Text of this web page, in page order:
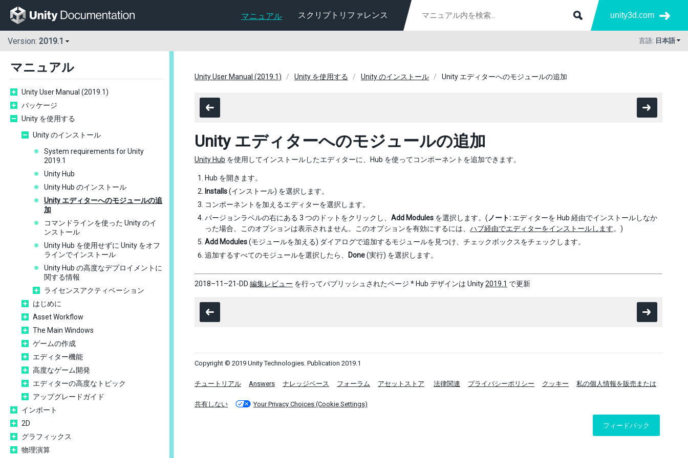
マニュアル スクリプトリファレンス unity3d.com
Version: 2019.1 言語: 日本語
マニュアル
Unity User Manual (2019.1)
パッケージ
Unity を使用する
Unity のインストール
System requirements for Unity
2019.1
Unity Hub
Unity Hub のインストール
Unity エディターへのモジュールの追
加
コマンドラインを使った Unity のイ
ンストール
Unity Hub を使用せずに Unity をオフ
ラインでインストール
Unity Hub の高度なデプロイメントに
関する情報
ライセンスアクティベーション
はじめに
Asset Workflow
The Main Windows
ゲームの作成
エディター機能
高度なゲーム開発
エディターの高度なトピック
アップグレードガイド
インポート
2D
グラフィックス
物理演算
Unity User Manual (2019.1) Unity を使用する Unity のインストール Unity エディターへのモジュールの追加
Unity エディターへのモジュールの追加
Unity Hub を使用してインストールしたエディターに、Hub を使ってコンポーネントを追加できます。
Hub を開きます。
Installs(インストール) を選択します。
コンポーネントを加えるエディターを選択します。
バージョンラベルの右にある 3 つのドットをクリックし、 Add Modules を選択します。( ノート: エディターを Hub 経由でインストールしなか
った場合、このオプションは表示されません。このオプションを有効にするには、 ハブ経由でエディターをインストールします。)
Add Modules(モジュールを加える) ダイアログで追加するモジュールを見つけ、チェックボックスをチェックします。
追加するすべてのモジュールを選択したら、
Done(実行) を選択します。
2018–11–21-DD 編集レビュー を行ってパブリッシュされたページ * Hub デザインは Unity2019.1 で更新
Copyright © 2019 Unity Technologies. Publication 2019.1
チュートリアル Answers ナレッジベース フォーラム アセットストア 法律関連 プライバシーポリシー クッキー 私の個人情報を販売または
共有しない Your Privacy Choices (Cookie Settings)
フィードバック